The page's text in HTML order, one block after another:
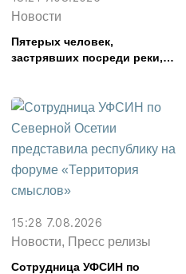
Новости
Пятерых человек,
застрявших посреди реки,
15:28 7.08.2026
Новости, Пресс релизы
Сотрудница УФСИН по